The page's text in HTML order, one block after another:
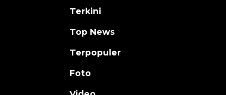
Terkini
Top News
Terpopuler
Foto